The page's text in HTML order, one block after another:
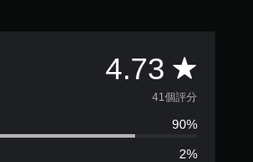
4.73 平
均
評
41個評分
90%
2%